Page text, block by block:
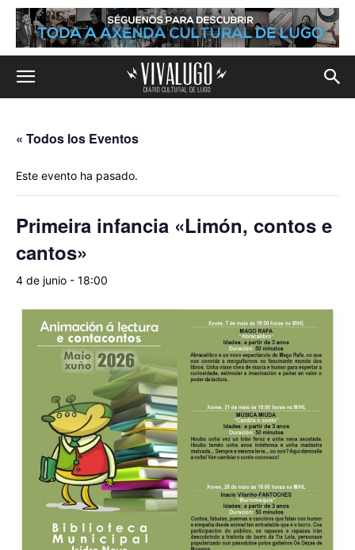
« Todos los Eventos
Este evento ha pasado.
Primeira infancia «Limón, contos e
cantos»
4 de junio - 18:00